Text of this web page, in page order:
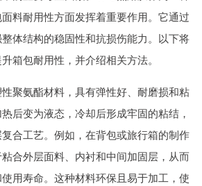
料耐用性方面发挥着重要作用。它通过
体结构的稳固性和抗损伤能力。以下将
箱包耐用性，并介绍相关方法。
聚氨酯材料，具有弹性好、耐磨损和粘
后变为液态，冷却后形成牢固的粘结，
合工艺。例如，在背包或旅行箱的制作
合外层面料、内衬和中间加固层，从而
用寿命。这种材料环保且易于加工，使